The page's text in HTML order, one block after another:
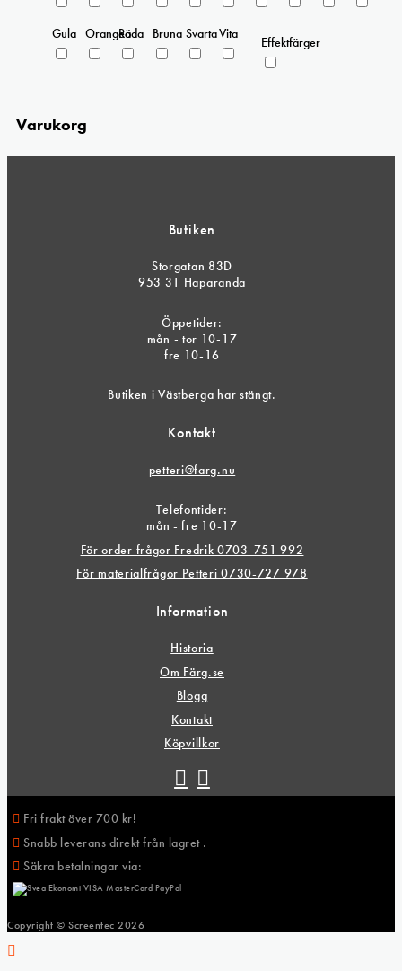
Gula OrangeaRöda Bruna SvartaVita
Effektfärger
Varukorg
Butiken
Storgatan 83D
953 31 Haparanda
Öppetider:
mån - tor 10-17
fre 10-16
Butiken i Västberga har stängt.
Kontakt
petteri@farg.nu
Telefontider:
mån - fre 10-17
För order frågor Fredrik 0703-751 992
För materialfrågor Petteri 0730-727 978
Information
Historia
Om Färg.se
Blogg
Kontakt
Köpvillkor
Fri frakt över 700 kr!
Snabb leverans direkt från lagret .
Säkra betalningar via:
Copyright © Screentec 2026